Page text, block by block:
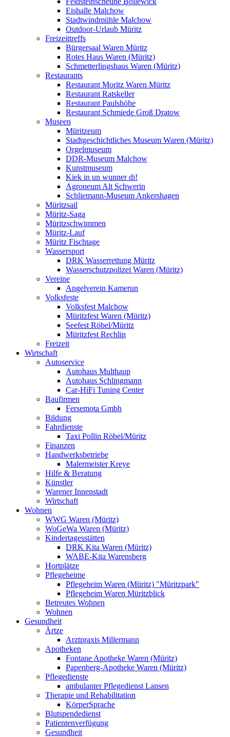
Eishalle Malchow
Stadtwindmühle Malchow
Outdoor-Urlaub Müritz
Freizeittreffs
Bürgersaal Waren Müritz
Rotes Haus Waren (Müritz)
Schmetterlingshaus Waren (Müritz)
Restaurants
Restaurant Moritz Waren Müritz
Restaurant Ratskeller
Restaurant Paulshöhe
Restaurant Schmiede Groß Dratow
Museen
Müritzeum
Stadtgeschichtliches Museum Waren (Müritz)
Orgelmuseum
DDR-Museum Malchow
Kunstmuseum
Kiek in un wunner di!
Agroneum Alt Schwerin
Schliemann-Museum Ankershagen
Müritzsail
Müritz-Saga
Müritzschwimmen
Müritz-Lauf
Müritz Fischtage
Wassersport
DRK Wasserrettung Müritz
Wasserschutzpolizei Waren (Müritz)
Vereine
Angelverein Kamerun
Volksfeste
Volksfest Malchow
Müritzfest Waren (Müritz)
Seefest Röbel/Müritz
Müritzfest Rechlin
Freizeit
Wirtschaft
Autoservice
Autohaus Multhaup
Autohaus Schlingmann
Car-HiFi Tuning Center
Baufirmen
Fersemota Gmbh
Bildung
Fahrdienste
Taxi Pollin Röbel/Müritz
Finanzen
Handwerksbetriebe
Malermeister Kreye
Hilfe & Beratung
Künstler
Warener Innenstadt
Wirtschaft
Wohnen
WWG Waren (Müritz)
WoGeWa Waren (Müritz)
Kindertagesstätten
DRK Kita Waren (Müritz)
WABE-Kita Warensberg
Hortplätze
Pflegeheime
Pflegeheim Waren (Müritz) "Müritzpark"
Pflegeheim Waren Müritzblick
Betreutes Wohnen
Wohnen
Gesundheit
Ärtze
Arztpraxis Millermann
Apotheken
Fontane Apotheke Waren (Müritz)
Papenberg-Apotheke Waren (Müritz)
Pflegedienste
ambulanter Pflegedienst Lansen
Therapie und Rehabilitation
KörperSprache
Blutspendedienst
Patientenverfügung
Gesundheit